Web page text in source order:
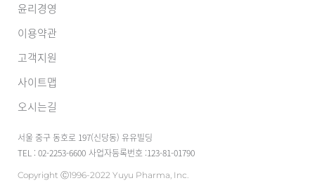
윤리경영
이용약관
고객지원
사이트맵
오시는길
서울 중구 동호로 197(신당동) 유유빌딩
TEL : 02-2253-6600 사업자등록번호 :123-81-01790
Copyright Ⓒ1996-2022 Yuyu Pharma, Inc.